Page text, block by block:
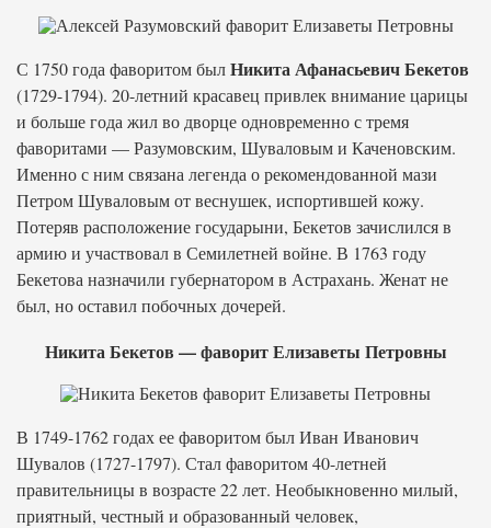
С 1750 года фаворитом былНикита Афанасьевич Бекетов
(1729-1794). 20-летний красавец привлек внимание царицы
и больше года жил во дворце одновременно с тремя
фаворитами — Разумовским, Шуваловым и Каченовским.
Именно с ним связана легенда о рекомендованной мази
Петром Шуваловым от веснушек, испортившей кожу.
Потеряв расположение государыни, Бекетов зачислился в
армию и участвовал в Семилетней войне. В 1763 году
Бекетова назначили губернатором в Астрахань. Женат не
был, но оставил побочных дочерей.
Никита Бекетов — фаворит Елизаветы Петровны
В 1749-1762 годах ее фаворитом был Иван Иванович
Шувалов (1727-1797). Стал фаворитом 40-летней
правительницы в возрасте 22 лет. Необыкновенно милый,
приятный, честный и образованный человек,